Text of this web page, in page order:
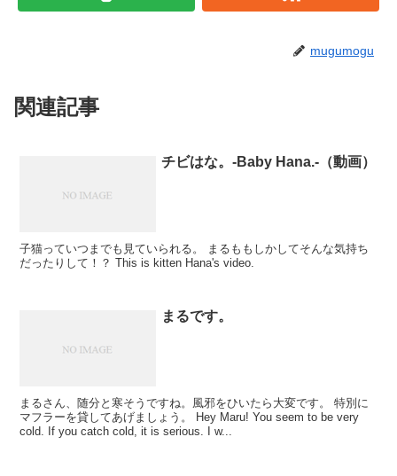
mugumogu
関連記事
チビはな。-Baby Hana.-（動画）
子猫っていつまでも見ていられる。 まるももしかしてそんな気持ち
だったりして！？ This is kitten Hana's video.
まるです。
まるさん、随分と寒そうですね。風邪をひいたら大変です。 特別に
マフラーを貸してあげましょう。 Hey Maru! You seem to be very
cold. If you catch cold, it is serious. I w...